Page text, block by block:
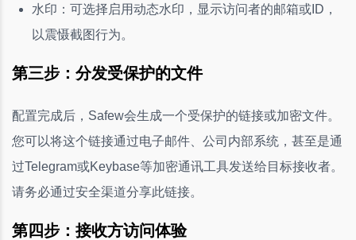
水印：可选择启用动态水印，显示访问者的邮箱或ID，
以震慑截图行为。
第三步：分发受保护的文件
配置完成后，Safew会生成一个受保护的链接或加密文件。
您可以将这个链接通过电子邮件、公司内部系统，甚至是通
过Telegram或Keybase等加密通讯工具发送给目标接收者。
请务必通过安全渠道分享此链接。
第四步：接收方访问体验